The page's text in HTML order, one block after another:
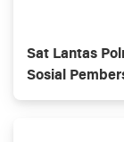
Sat Lantas
Sosial
70 Polisi Lalu